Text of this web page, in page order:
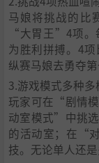
马娘将挑战的
“大胃王”4项。
为胜利拼搏。4
纵赛马娘去勇夺第
3.游戏模式多种多
玩家可在“剧情
动室模式”中挑
的活动室；在“
技。无论单人还